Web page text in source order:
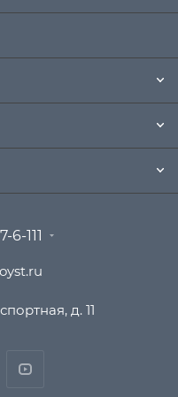
6-111
д. 11